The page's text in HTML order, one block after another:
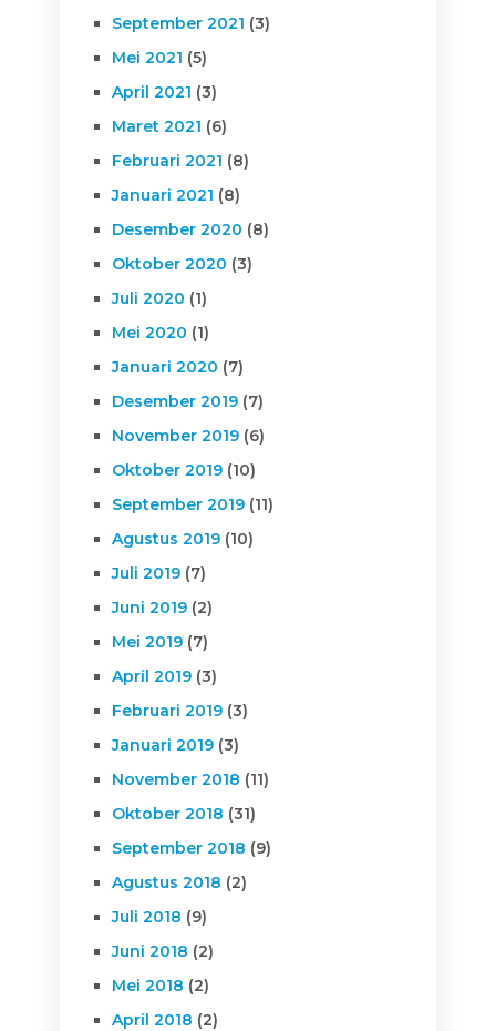
September 2021 (3)
Mei 2021 (5)
April 2021 (3)
Maret 2021 (6)
Februari 2021 (8)
Januari 2021 (8)
Desember 2020 (8)
Oktober 2020 (3)
Juli 2020 (1)
Mei 2020 (1)
Januari 2020 (7)
Desember 2019(7)
November 2019(6)
Oktober 2019(10)
September 2019(11)
Agustus 2019(10)
Juli 2019(7)
Juni 2019(2)
Mei 2019(7)
April 2019(3)
Februari 2019(3)
Januari 2019(3)
November 2018 (11)
Oktober 2018 (31)
September 2018 (9)
Agustus 2018 (2)
Juli 2018 (9)
Juni 2018 (2)
Mei 2018 (2)
April 2018 (2)